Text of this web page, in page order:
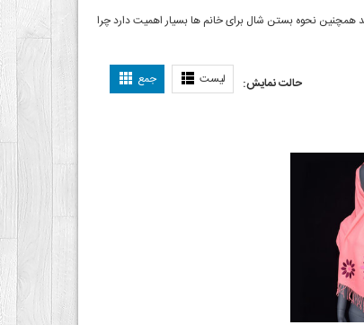
همچنین نحوه بستن شال برای خانم ها بسیار اهمیت دارد چرا
حالت نمایش: لیست جمع